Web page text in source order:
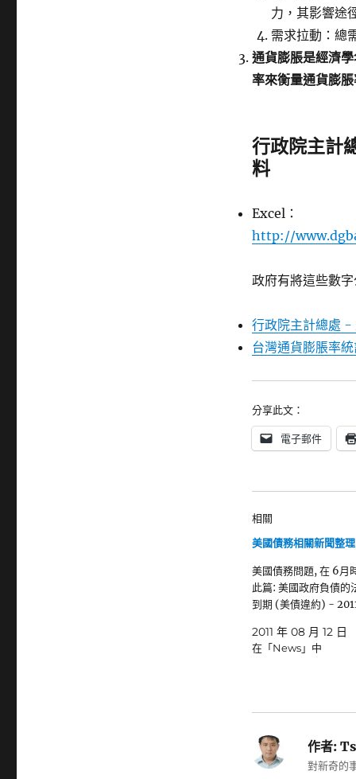
力，其影響途
需求拉動：總
通貨膨脹是經濟
率來衡量通貨膨
行政院主計
料
Excel：
http://
政府有將這些數
行政院主計總處 -
台灣通貨膨脹率
分享此文：
電子郵件
相關
美國債務相關新聞整
美國債務問題, 在 6月
此篇: 美國政府負債的
到期 (美債違約) -
2011 年 08 月 12 日
在「News」中
作者:
對新奇的